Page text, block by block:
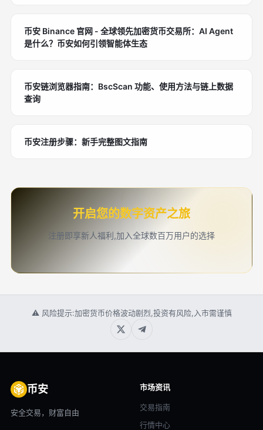
币安 Binance 官网 - 全球领先加密货币交易所：AI Agent
是什么？币安如何引领智能体生态
币安链浏览器指南：BscScan 功能、使用方法与链上数据
查询
币安注册步骤：新手完整图文指南
开启您的数字资产之旅
注册即享新人福利,加入全球数百万用户的选择
⚠ 风险提示:加密货币价格波动剧烈,投资有风险,入市需谨慎
币安
安全交易，财富自由
市场资讯
交易指南
行情中心